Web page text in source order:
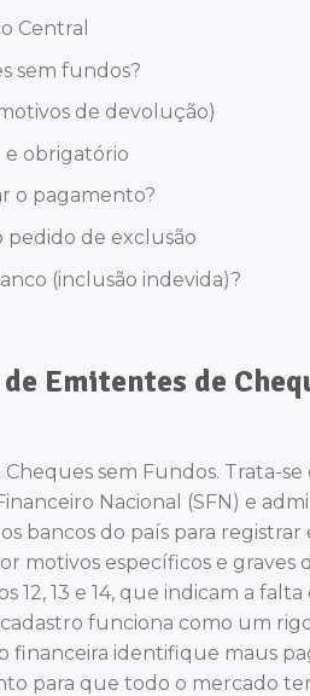
Central
sem fundos?
de devolução)
e obrigatório
o pagamento?
pedido de exclusão
(inclusão indevida)?
Emitentes de
Cheques sem Fundos. Trata-
Nacional (SFN) e
bancos do país para
motivos específicos e graves
13 e 14, que indicam a
funciona como um
identifique maus
para que todo o mercado